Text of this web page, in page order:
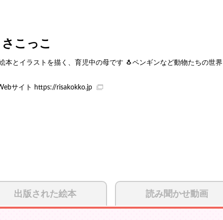
こっこ
本とイラストを描く、育児中の母です 🐧ペンギンなど動物たちの世
サイト https://risakokko.jp
出版された絵本 読み聞かせ動画